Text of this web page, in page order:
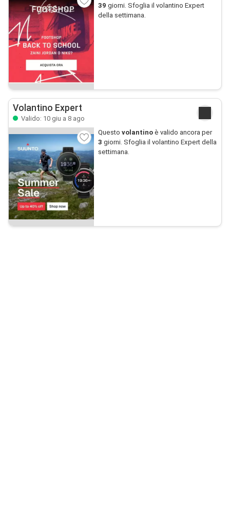
39 giorni. Sfoglia il volantino Expert
della settimana.
Volantino Expert
Valido: 10 giu a 8 ago
Questo volantinoè valido ancora per
3 giorni. Sfoglia il volantino Expert della
settimana.